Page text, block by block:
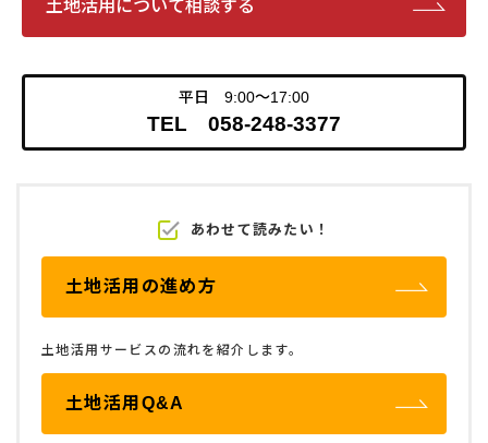
土地活用について相談する
平日 9:00～17:00
TEL 058-248-3377
あわせて読みたい！
土地活用の進め方
土地活用サービスの流れを紹介します。
土地活用Q&A